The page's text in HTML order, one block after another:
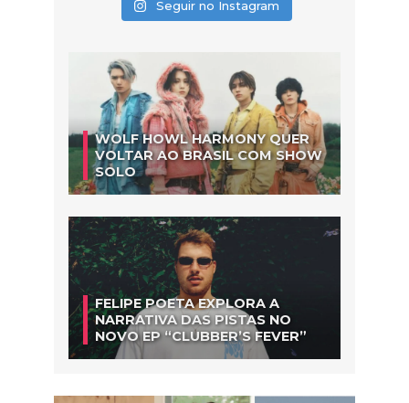
Seguir no Instagram
WOLF HOWL HARMONY QUER
VOLTAR AO BRASIL COM SHOW
SOLO
FELIPE POETA EXPLORA A
NARRATIVA DAS PISTAS NO
NOVO EP “CLUBBER’S FEVER”